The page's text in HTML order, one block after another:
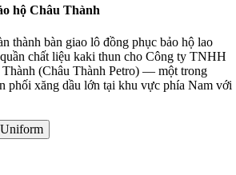
hộ Châu Thành
thành bàn giao lô đồng phục bảo hộ lao
chất liệu kaki thun cho Công ty TNHH
(Châu Thành Petro) — một trong
phối xăng dầu lớn tại khu vực phía Nam với